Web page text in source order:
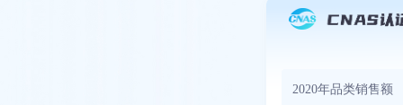
2020年品类销售额